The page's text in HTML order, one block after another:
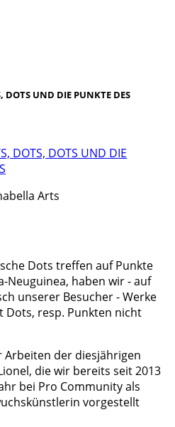
DOTS UND DIE PUNKTE DES
Arts
Dots treffen auf Punkte
Neuguinea, haben wir - auf
unserer Besucher - Werke
Dots, resp. Punkten nicht
Arbeiten der diesjährigen
die wir bereits seit 2013
bei Pro Community als
vorgestellt